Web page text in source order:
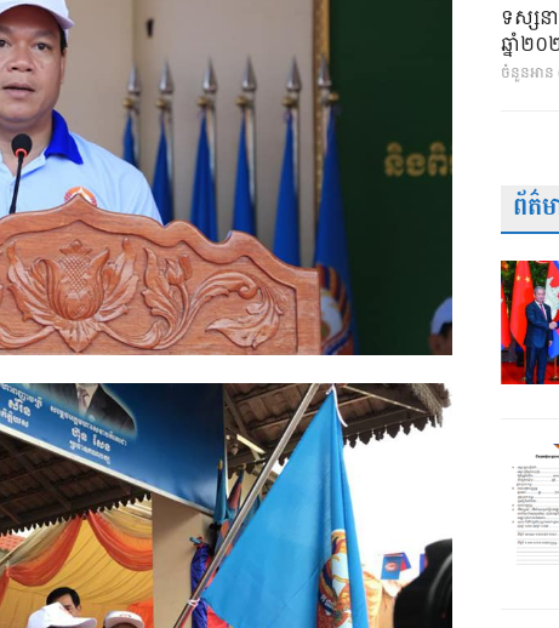
ទស្សន
ឆ្នាំ២
ចំនួនអាន
ព័ត៌